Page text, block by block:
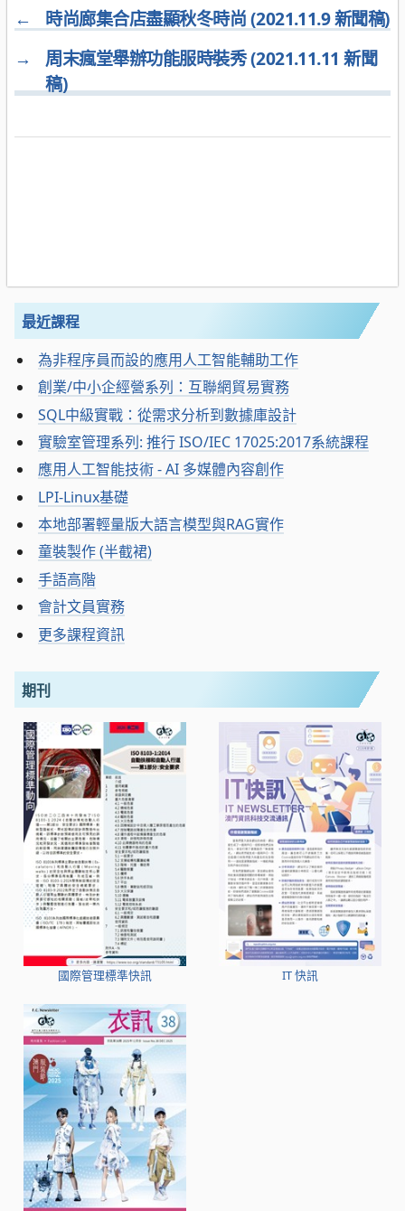
←
時尚廊集合店盡顯秋冬時尚 (2021.11.9 新聞稿)
→
周末瘋堂舉辦功能服時裝秀 (2021.11.11 新聞
稿)
最近課程
為非程序員而設的應用人工智能輔助工作
創業/中小企經營系列：互聯網貿易實務
SQL中級實戰：從需求分析到數據庫設計
實驗室管理系列: 推行 ISO/IEC 17025:2017系統課程
應用人工智能技術 - AI 多媒體內容創作
LPI-Linux基礎
本地部署輕量版大語言模型與RAG實作
童裝製作 (半截裙)
手語高階
會計文員實務
更多課程資訊
期刊
國際管理標準快訊 IT 快訊